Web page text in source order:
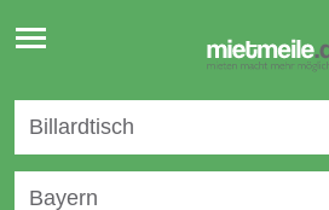
Toggle
navigation